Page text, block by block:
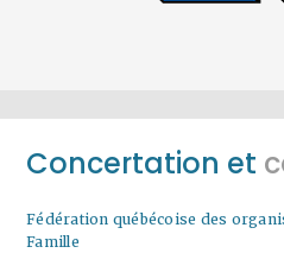
Concertation et
Fédération québécoise des
Famille